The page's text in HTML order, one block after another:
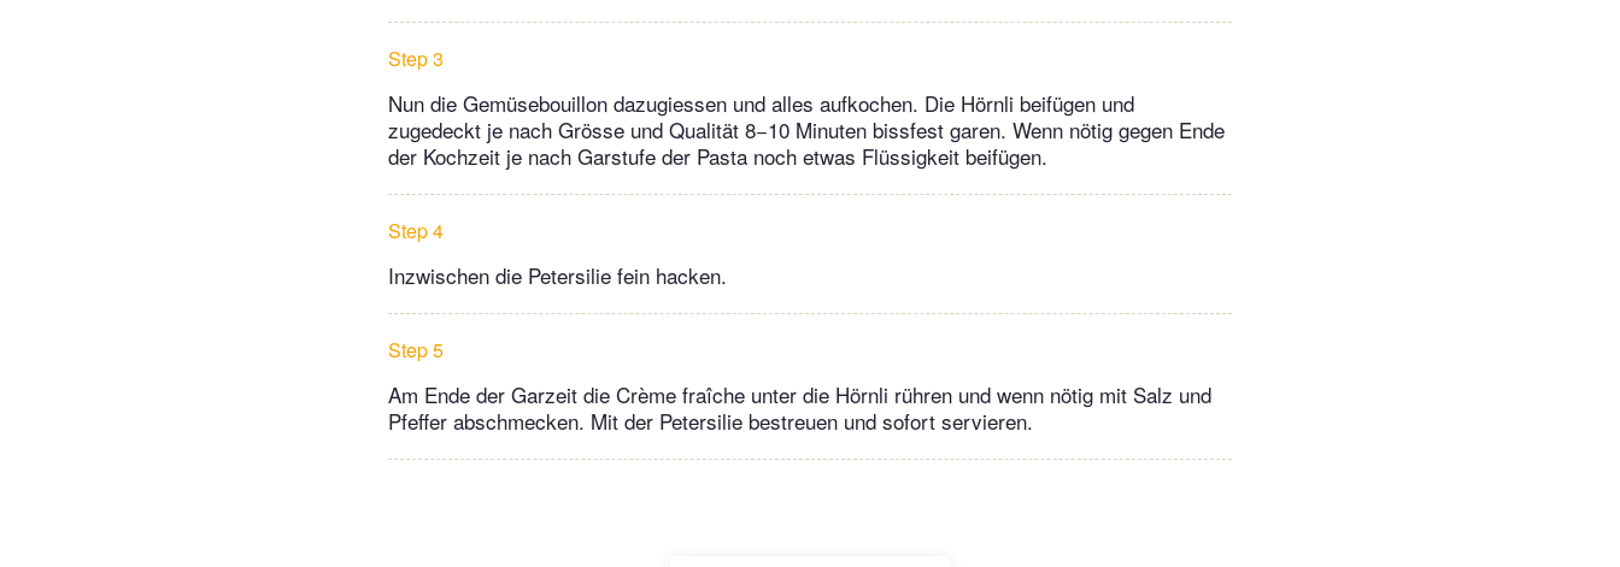
Step 3
Nun die Gemüsebouillon dazugiessen und alles aufkochen. Die Hörnli beifügen und
zugedeckt je nach Grösse und Qualität 8−10 Minuten bissfest garen. Wenn nötig gegen Ende
der Kochzeit je nach Garstufe der Pasta noch etwas Flüssigkeit beifügen.
Step 4
Inzwischen die Petersilie fein hacken.
Step 5
Am Ende der Garzeit die Crème fraîche unter die Hörnli rühren und wenn nötig mit Salz und
Pfeffer abschmecken. Mit der Petersilie bestreuen und sofort servieren.